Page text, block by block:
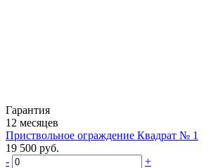
Гарантия
12 месяцев
Приствольное ограждение Квадрат № 1
19 500 руб.
-
+